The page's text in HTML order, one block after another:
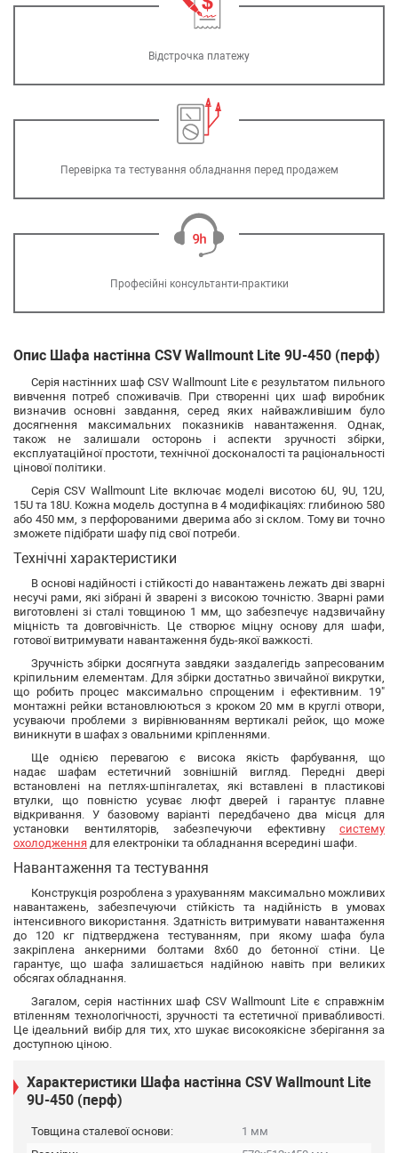
Відстрочка платежу
Перевірка та тестування обладнання перед продажем
Професійні консультанти-практики
Опис Шафа настінна CSV Wallmount Lite 9U-450 (перф)
Серія настінних шаф CSV Wallmount Lite є результатом пильного
вивчення потреб споживачів. При створенні цих шаф виробник
визначив основні завдання, серед яких найважливішим було
досягнення максимальних показників навантаження. Однак,
також не залишали осторонь і аспекти зручності збірки,
експлуатаційної простоти, технічної досконалості та раціональності
цінової політики.
Серія CSV Wallmount Lite включає моделі висотою 6U, 9U, 12U,
15U та 18U. Кожна модель доступна в 4 модифікаціях: глибиною 580
або 450 мм, з перфорованими дверима або зі склом. Тому ви точно
зможете підібрати шафу під свої потреби.
Технічні характеристики
В основі надійності і стійкості до навантажень лежать дві зварні
несучі рами, які зібрані й зварені з високою точністю. Зварні рами
виготовлені зі сталі товщиною 1 мм, що забезпечує надзвичайну
міцність та довговічність. Це створює міцну основу для шафи,
готової витримувати навантаження будь-якої важкості.
Зручність збірки досягнута завдяки заздалегідь запресованим
кріпильним елементам. Для збірки достатньо звичайної викрутки,
що робить процес максимально спрощеним і ефективним. 19"
монтажні рейки встановлюються з кроком 20 мм в круглі отвори,
усуваючи проблеми з вирівнюванням вертикалі рейок, що може
виникнути в шафах з овальними кріпленнями.
Ще однією перевагою є висока якість фарбування, що
надає шафам естетичний зовнішній вигляд. Передні двері
встановлені на петлях-шпінгалетах, які вставлені в пластикові
втулки, що повністю усуває люфт дверей і гарантує плавне
відкривання. У базовому варіанті передбачено два місця для
установки вентиляторів, забезпечуючи ефективну систему
охолодження для електроніки та обладнання всередині шафи.
Навантаження та тестування
Конструкція розроблена з урахуванням максимально можливих
навантажень, забезпечуючи стійкість та надійність в умовах
інтенсивного використання. Здатність витримувати навантаження
до 120 кг підтверджена тестуванням, при якому шафа була
закріплена анкерними болтами 8x60 до бетонної стіни. Це
гарантує, що шафа залишається надійною навіть при великих
обсягах обладнання.
Загалом, серія настінних шаф CSV Wallmount Lite є справжнім
втіленням технологічності, зручності та естетичної привабливості.
Це ідеальний вибір для тих, хто шукає високоякісне зберігання за
доступною ціною.
Характеристики Шафа настінна CSV Wallmount Lite
9U-450 (перф)
Товщина сталевої основи:
1 мм